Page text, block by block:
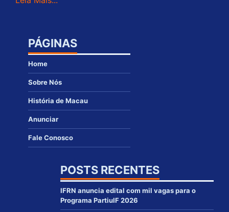
PÁGINAS
Home
Sobre Nós
História de Macau
Anunciar
Fale Conosco
POSTS RECENTES
IFRN anuncia edital com mil vagas para o
Programa PartiuIF 2026